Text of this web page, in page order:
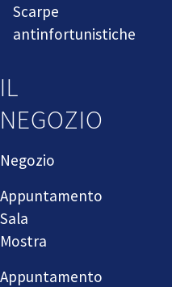
Scarpe
antinfortunistiche
IL
NEGOZIO
Negozio
Appuntamento
Sala
Mostra
Appuntamento